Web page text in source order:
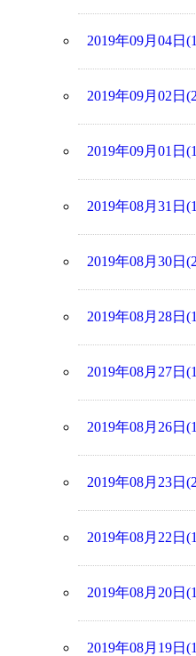
2019年09月04日
2019年09月02日
2019年09月01日
2019年08月31日
2019年08月30日
2019年08月28日
2019年08月27日
2019年08月26日
2019年08月23日
2019年08月22日
2019年08月20日
2019年08月19日